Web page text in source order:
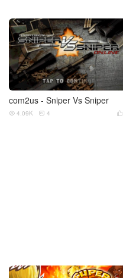
com2us - Sniper Vs Sniper

 4.09K  4